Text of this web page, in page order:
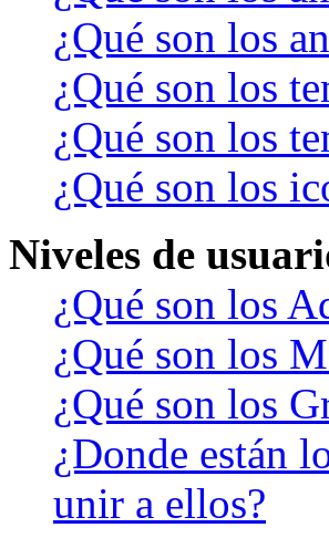
¿Qué son los
¿Qué son los
¿Qué son los
¿Qué son los
Niveles de
¿Qué son los
¿Qué son los
¿Qué son los
¿Donde están
unir a ellos?